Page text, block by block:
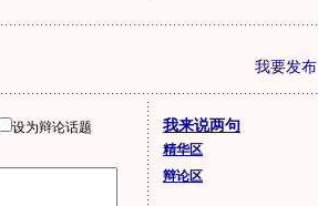
我要发布
设为辩论话题
我来说两句
精华区
辩论区